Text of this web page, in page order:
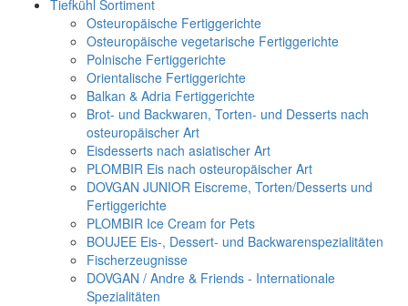
Tiefkühl Sortiment
Osteuropäische Fertiggerichte
Osteuropäische vegetarische Fertiggerichte
Polnische Fertiggerichte
Orientalische Fertiggerichte
Balkan & Adria Fertiggerichte
Brot- und Backwaren, Torten- und Desserts nach
osteuropäischer Art
Eisdesserts nach asiatischer Art
PLOMBIR Eis nach osteuropäischer Art
DOVGAN JUNIOR Eiscreme, Torten/Desserts und
Fertiggerichte
PLOMBIR Ice Cream for Pets
BOUJEE Eis-, Dessert- und Backwarenspezialitäten
Fischerzeugnisse
DOVGAN / Andre & Friends - Internationale
Spezialitäten